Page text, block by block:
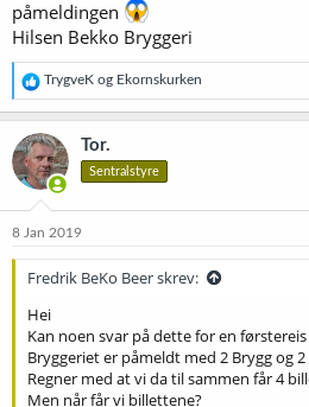
påmeldingen
Hilsen Bekko Bryggeri
R
e
a
k
s
j
o
e
TrygveK og Ekornskurken
Tor.
Sentralstyre
8 Jan 2019
Fredrik BeKo Beer skrev:
Hei
Kan noen svar på dette for en
Bryggeriet er påmeldt med 2 Brygg og
Regner med at vi da til sammen får 4
Men når får vi billettene?